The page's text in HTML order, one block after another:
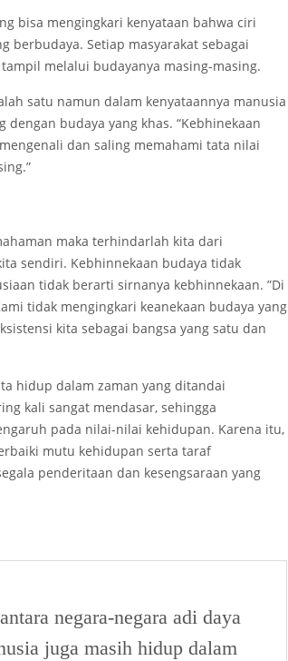
bisa mengingkari kenyataan bahwa ciri
berbudaya. Setiap masyarakat sebagai
melalui budayanya masing-masing.
satu namun dalam kenyataannya manusia
budaya yang khas. “Kebhinekaan
dan saling memahami tata nilai
maka terhindarlah kita dari
sendiri. Kebhinnekaan budaya tidak
tidak berarti sirnanya kebhinnekaan. ”Di
tidak mengingkari keanekaan budaya yang
kita sebagai bangsa yang satu dan
hidup dalam zaman yang ditandai
kali sangat mendasar, sehingga
pada nilai-nilai kehidupan. Karena itu,
mutu kehidupan serta taraf
penderitaan dan kesengsaraan yang
negara-negara adi daya
juga masih hidup dalam